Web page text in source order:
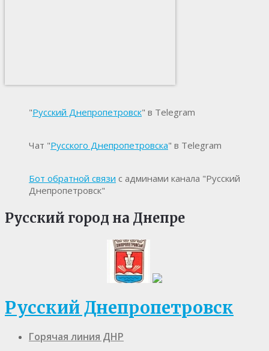
"Русский Днепропетровск" в Telegram
Чат "Русского Днепропетровска" в Telegram
Бот обратной связи с админами канала "Русский
Днепропетровск"
Русский город на Днепре
Русский Днепропетровск
Горячая линия ДНР